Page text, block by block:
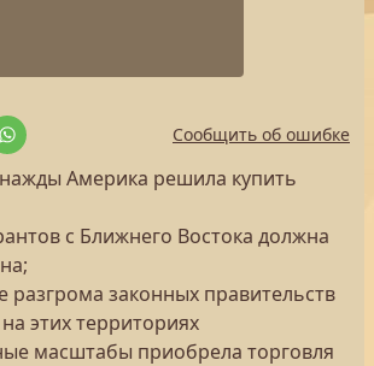
Сообщить об ошибке
Америка решила купить
с Ближнего Востока должна
разгрома законных правительств
этих территориях
масштабы приобрела торговля